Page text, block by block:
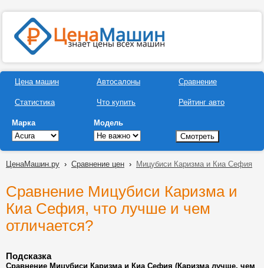
Цена машин
Статистика
Автосалоны
Что купить
Сравнение
Рейтинг авто
Марка Модель
ЦенаМашин.ру › Сравнение цен › Мицубиси Каризма и Киа Сефия
Сравнение Мицубиси Каризма и
Киа Сефия, что лучше и чем
отличается?
Подсказка
Сравнение Мицубиси Каризма и Киа Сефия (Каризма лучше, чем